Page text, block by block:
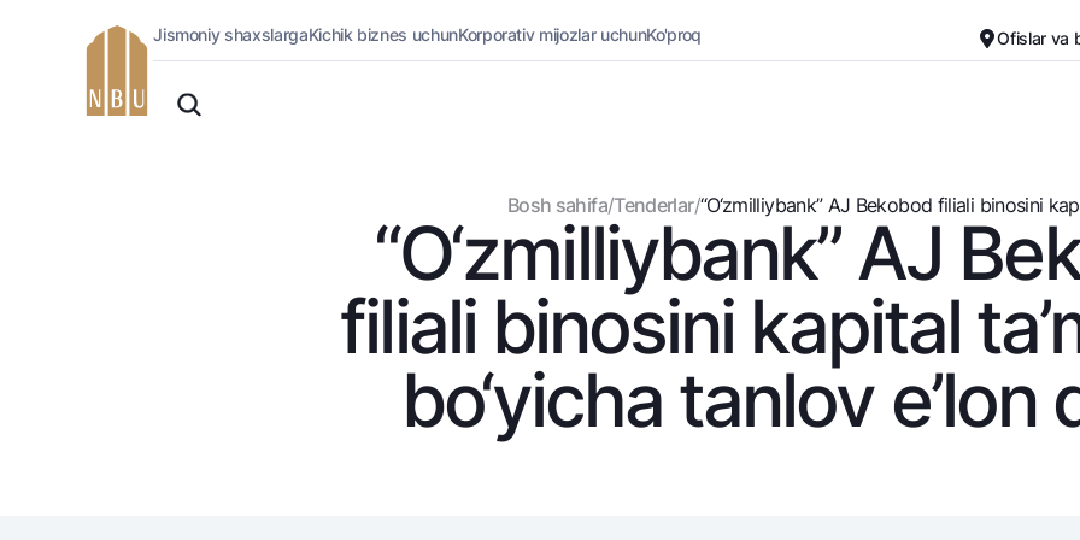
O'zbek Onlayn-bank
Jismoniy shaxslarga (Milliy)
Omonatlar
Hamma uchun
Jozibali
Vozmojno vse
Talab qilib olinguncha
Yevro
Kartalar
Bepul
Premial
Sayohatchiga
UzCard/HUMO
Visa
Jismoniy shaxslargaKichik biznes uchunKorporativ mijozlar uchunKo'proq Ofislar va
Oq-qora versiya
Ovozni yoqish
Bosh sahifa/Tenderlar/“O‘zmilliybank” AJ Bekobod filiali binosini
“O‘zmilliybank” AJ
filiali binosini kapital
bo‘yicha tanlov e’lon